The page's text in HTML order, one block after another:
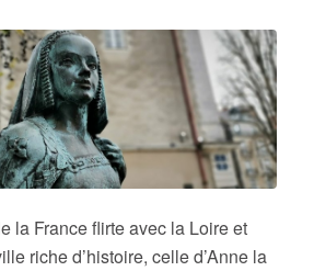
la France flirte avec la Loire et
riche d’histoire, celle d’Anne la